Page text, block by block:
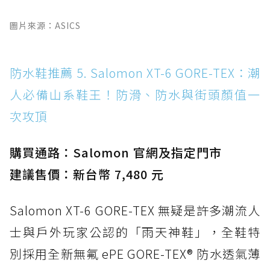
圖片來源：ASICS
防水鞋推薦 5. Salomon XT-6 GORE-TEX：潮
人必備山系鞋王！防滑、防水與街頭顏值一
次攻頂
購買通路：Salomon 官網及指定門市
建議售價：新台幣 7,480 元
Salomon XT-6 GORE-TEX 無疑是許多潮流人
士與戶外玩家公認的「雨天神鞋」，全鞋特
別採用全新無氟 ePE GORE-TEX® 防水透氣薄